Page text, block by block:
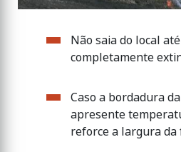
Não saia do local
completamente
Caso a bordadura
apresente
reforce a largura da